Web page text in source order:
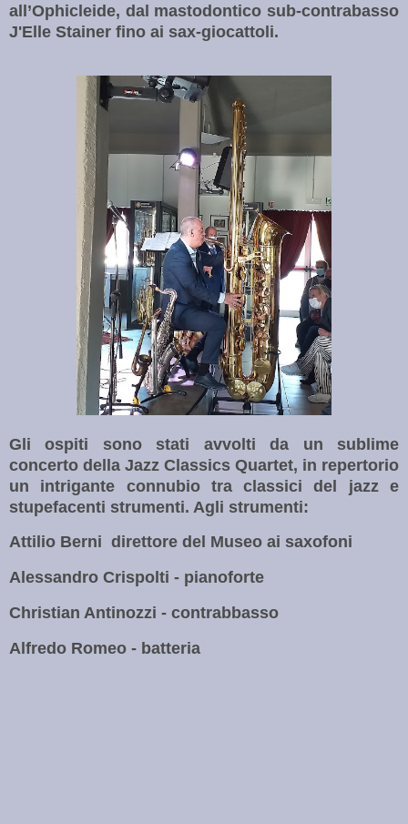
all’Ophicleide, dal mastodontico sub-contrabasso
J'Elle Stainer fino ai sax-giocattoli.
Gli ospiti sono stati avvolti da un sublime
concerto della Jazz Classics Quartet, in repertorio
un intrigante connubio tra classici del jazz e
stupefacenti strumenti. Agli strumenti:
Attilio Berni direttore del Museo ai saxofoni
Alessandro Crispolti - pianoforte
Christian Antinozzi - contrabbasso
Alfredo Romeo - batteria